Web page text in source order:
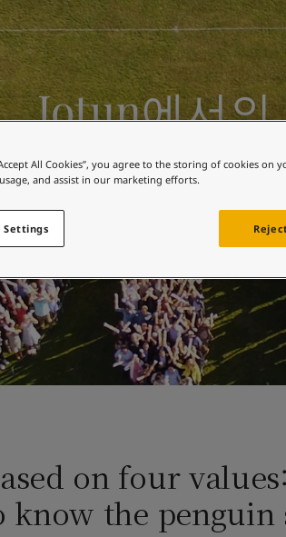
를 찾고 계신가요?
로가기
를 찾고 계신가요?
로가기Jotun에서의
on four
know the
All Cookies”, you agree to the storing of cookies on
and assist in our marketing efforts.
Settings